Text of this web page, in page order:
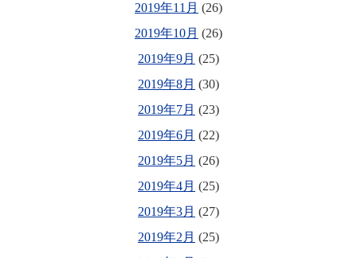
2019年11月 (26)
2019年10月 (26)
2019年9月 (25)
2019年8月 (30)
2019年7月 (23)
2019年6月 (22)
2019年5月 (26)
2019年4月 (25)
2019年3月 (27)
2019年2月 (25)